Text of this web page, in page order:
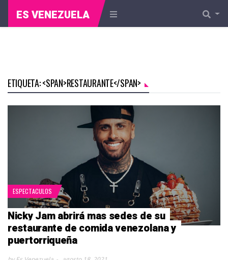
ES VENEZUELA
ETIQUETA: <SPAN>RESTAURANTE</SPAN>
ESPECTACULOS
Nicky Jam abrirá mas sedes de su
restaurante de comida venezolana y
puertorriqueña